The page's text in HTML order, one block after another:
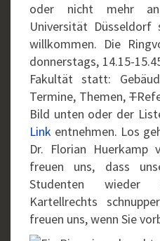
oder nicht mehr an
Universität Düsseldorf
willkommen. Die
donnerstags, 14.15-
Fakultät statt:
Termine, Themen, T
Bild unten oder der
Link entnehmen. Los
Dr. Florian Huerkamp
freuen uns, dass
Studenten
Kartellrechts
freuen uns, wenn Sie